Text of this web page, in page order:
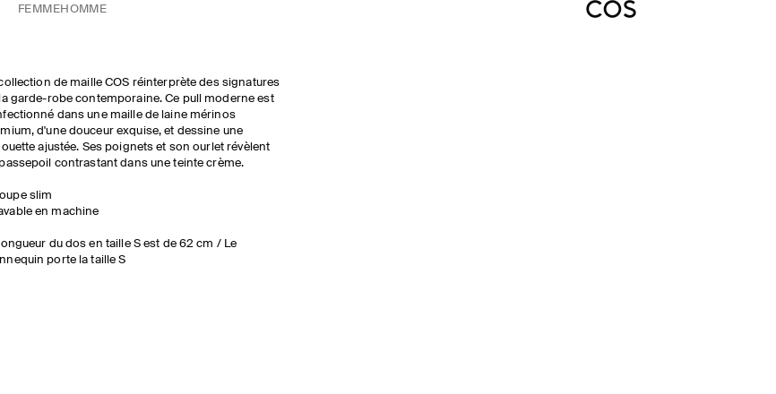
FEMMEHOMME
de maille COS réinterprète des signatures
garde-robe contemporaine. Ce pull moderne est
dans une maille de laine mérinos
d'une douceur exquise, et dessine une
ajustée. Ses poignets et son ourlet révèlent
contrastant dans une teinte crème.
slim
en machine
du dos en taille S est de 62 cm / Le
porte la taille S